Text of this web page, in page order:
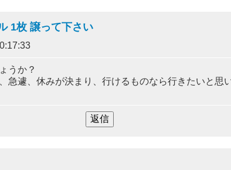
1枚 譲って下さい
うか？
急遽、休みが決まり、行けるものなら行きたいと思